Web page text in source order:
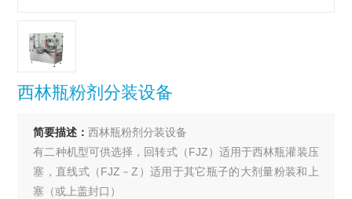
西林瓶粉剂分装设备
简要描述：西林瓶粉剂分装设备
有二种机型可供选择，回转式（FJZ）适用于西林瓶灌装压
塞，直线式（FJZ－Z）适用于其它瓶子的大剂量粉装和上
塞（或上盖封口）